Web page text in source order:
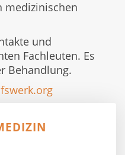
medizinischen
und
Fachleuten. Es
Behandlung.